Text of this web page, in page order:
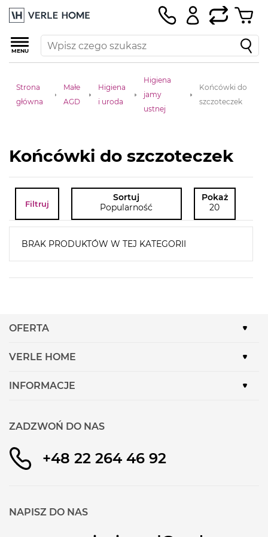
MENU
Strona
główna
Małe
AGD
Higiena
i uroda
Higiena
jamy
ustnej
Końcówki do
szczoteczek
Końcówki do szczoteczek
Filtruj
Sortuj
Popularność
Pokaż
20
BRAK PRODUKTÓW W TEJ KATEGORII
OFERTA
VERLE HOME
INFORMACJE
ZADZWOŃ DO NAS
+48 22 264 46 92
NAPISZ DO NAS